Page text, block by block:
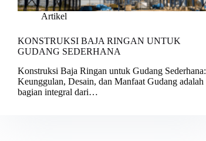
Artikel
KONSTRUKSI BAJA RINGAN UNTUK
GUDANG SEDERHANA
Konstruksi Baja Ringan untuk Gudang Sederhana:
Keunggulan, Desain, dan Manfaat Gudang adalah
bagian integral dari…